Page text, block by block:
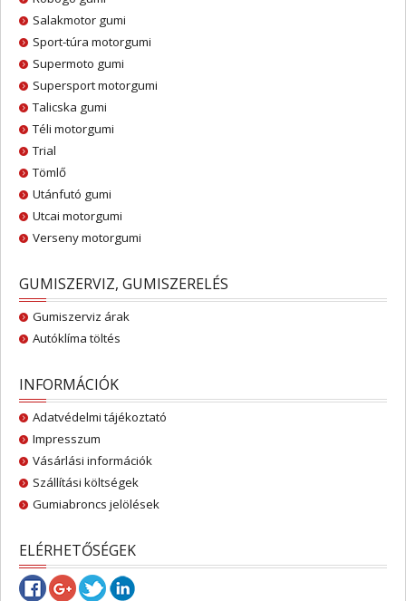
Salakmotor gumi
Sport-túra motorgumi
Supermoto gumi
Supersport motorgumi
Talicska gumi
Téli motorgumi
Trial
Tömlő
Utánfutó gumi
Utcai motorgumi
Verseny motorgumi
GUMISZERVIZ, GUMISZERELÉS
Gumiszerviz árak
Autóklíma töltés
INFORMÁCIÓK
Adatvédelmi tájékoztató
Impresszum
Vásárlási információk
Szállítási költségek
Gumiabroncs jelölések
ELÉRHETŐSÉGEK